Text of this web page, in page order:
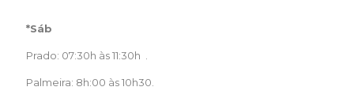
*Sáb
Prado: 07:30h às 11:30h .
Palmeira: 8h:00 às 10h30.